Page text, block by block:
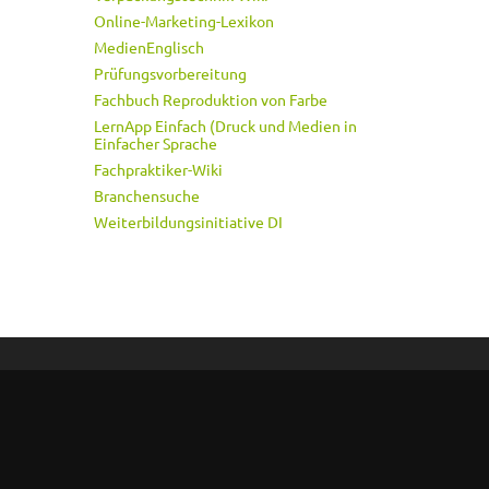
Online-Marketing-Lexikon
MedienEnglisch
Prüfungsvorbereitung
Fachbuch Reproduktion von Farbe
LernApp Einfach (Druck und Medien in
Einfacher Sprache
Fachpraktiker-Wiki
Branchensuche
Weiterbildungsinitiative DI